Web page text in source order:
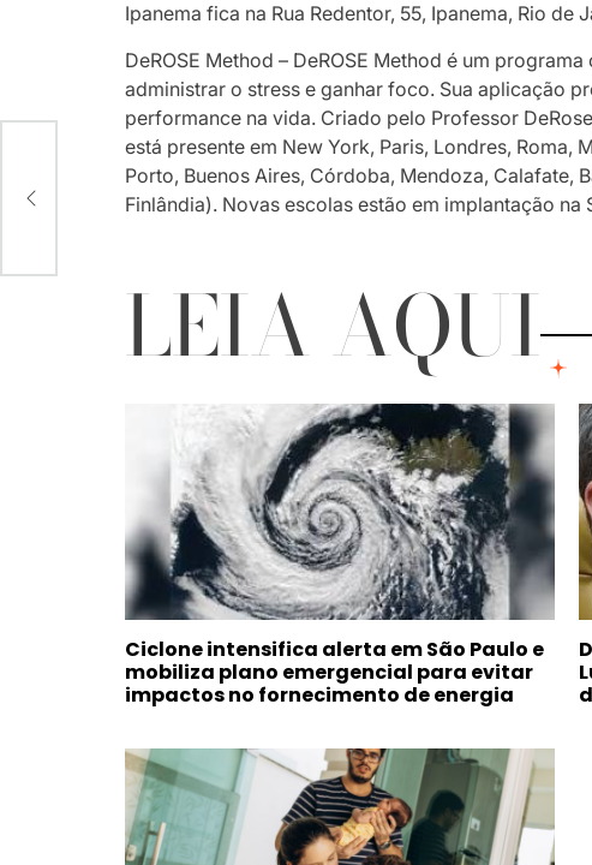
Ipanema fica na Rua Redentor, 55, Ipanema, Rio de
DeROSE Method – DeROSE Method é um
administrar o stress e ganhar foco. Sua aplicação
performance na vida. Criado pelo Professor
está presente em New York, Paris, Londres, Roma,
Porto, Buenos Aires, Córdoba, Mendoza, Calafate,
Finlândia). Novas escolas estão em implantação na
LEIA AQUI
Ciclone intensifica alerta em São Paulo e
mobiliza plano emergencial para evitar
impactos no fornecimento de energia